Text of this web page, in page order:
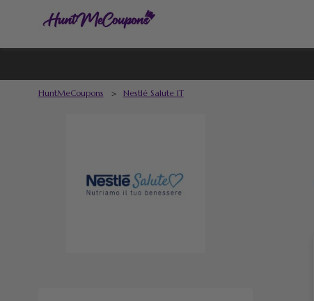
HuntMeCoupons > Nestlé Salute IT